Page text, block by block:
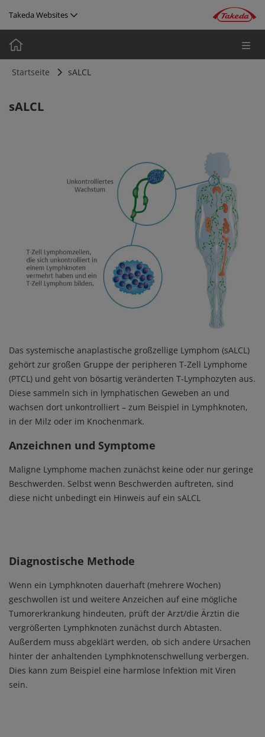
Takeda Websites
Media
Image
Startseite sALCL
sALCL
Das systemische anaplastische großzellige Lymphom (sALCL)
gehört zur großen Gruppe der peripheren T-Zell Lymphome
(PTCL) und geht von bösartig veränderten T-Lymphozyten aus.
Diese sammeln sich in lymphatischen Geweben an und
wachsen dort unkontrolliert – zum Beispiel in Lymphknoten,
in der Milz oder im Knochenmark.
Anzeichnen und Symptome
Maligne Lymphome machen zunächst keine oder nur geringe
Beschwerden. Selbst wenn Beschwerden auftreten, sind
diese nicht unbedingt ein Hinweis auf ein sALCL
Diagnostische Methode
Wenn ein Lymphknoten dauerhaft (mehrere Wochen)
geschwollen ist und weitere Anzeichen auf eine mögliche
Tumorerkrankung hindeuten, prüft der Arzt/die Ärztin die
vergrößerten Lymphknoten zunächst durch Abtasten.
Außerdem muss abgeklärt werden, ob sich andere Ursachen
hinter der anhaltenden Lymphknotenschwellung verbergen.
Dies kann zum Beispiel eine harmlose Infektion mit Viren
sein.